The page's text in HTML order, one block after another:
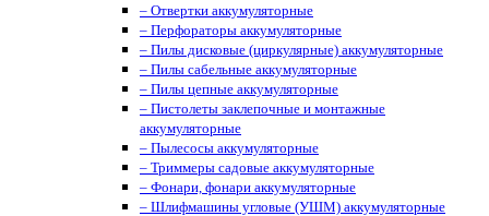
– Отвертки аккумуляторные
– Перфораторы аккумуляторные
– Пилы дисковые (циркулярные) аккумуляторные
– Пилы сабельные аккумуляторные
– Пилы цепные аккумуляторные
– Пистолеты заклепочные и монтажные
аккумуляторные
– Пылесосы аккумуляторные
– Триммеры садовые аккумуляторные
– Фонари, фонари аккумуляторные
– Шлифмашины угловые (УШМ) аккумуляторные